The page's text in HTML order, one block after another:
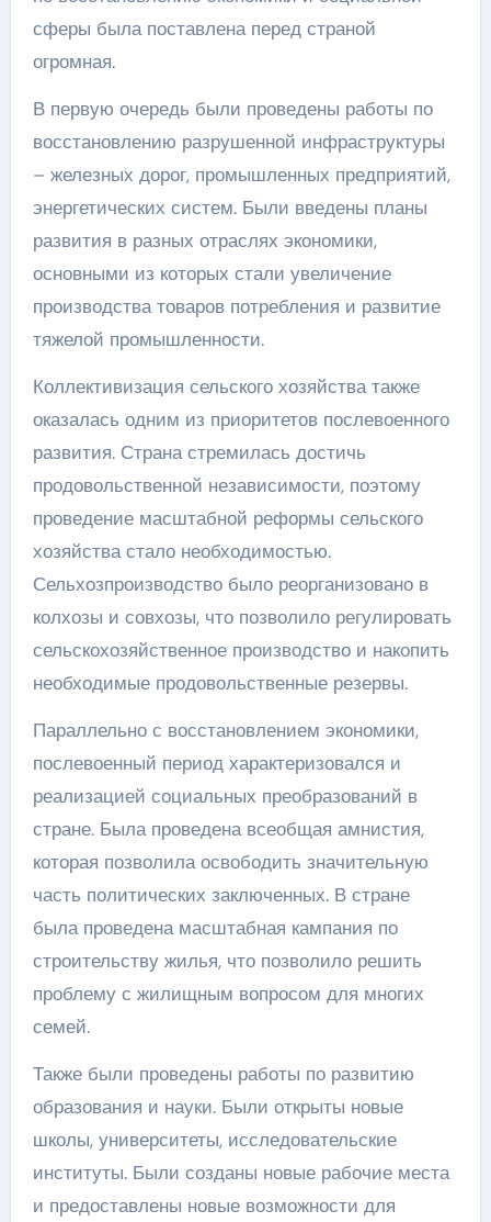
сферы была поставлена перед страной
огромная.
В первую очередь были проведены работы по
восстановлению разрушенной инфраструктуры
– железных дорог, промышленных предприятий,
энергетических систем. Были введены планы
развития в разных отраслях экономики,
основными из которых стали увеличение
производства товаров потребления и развитие
тяжелой промышленности.
Коллективизация сельского хозяйства также
оказалась одним из приоритетов послевоенного
развития. Страна стремилась достичь
продовольственной независимости, поэтому
проведение масштабной реформы сельского
хозяйства стало необходимостью.
Сельхозпроизводство было реорганизовано в
колхозы и совхозы, что позволило регулировать
сельскохозяйственное производство и накопить
необходимые продовольственные резервы.
Параллельно с восстановлением экономики,
послевоенный период характеризовался и
реализацией социальных преобразований в
стране. Была проведена всеобщая амнистия,
которая позволила освободить значительную
часть политических заключенных. В стране
была проведена масштабная кампания по
строительству жилья, что позволило решить
проблему с жилищным вопросом для многих
семей.
Также были проведены работы по развитию
образования и науки. Были открыты новые
школы, университеты, исследовательские
институты. Были созданы новые рабочие места
и предоставлены новые возможности для